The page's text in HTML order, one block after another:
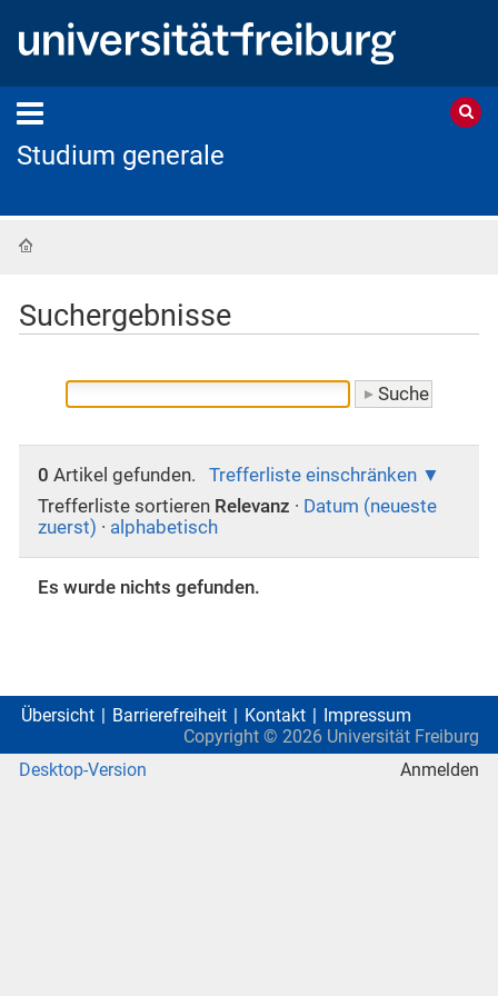
Studium generale
Suchergebnisse
0 Artikel gefunden.
Trefferliste einschränken
Trefferliste sortieren Relevanz · Datum (neueste
zuerst) · alphabetisch
Es wurde nichts gefunden.
Übersicht Barrierefreiheit Kontakt
Impressum
Copyright © 2026 Universität Freiburg
Desktop-Version
Anmelden